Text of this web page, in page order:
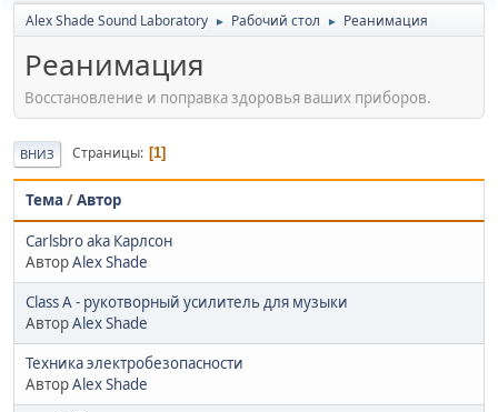
Alex Shade Sound Laboratory ► Рабочий стол ► Реанимация
Реанимация
Восстановление и поправка здоровья ваших приборов.
ВНИЗ Страницы 1
Тема /Автор
Carlsbro aka Карлсон
АвторAlex Shade
Class A - рукотворный усилитель для музыки
АвторAlex Shade
Техника электробезопасности
АвторAlex Shade